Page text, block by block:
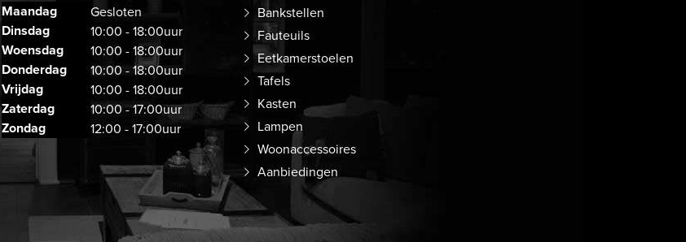
Maandag Gesloten
Dinsdag 10:00 - 18:00uur
Woensdag 10:00 - 18:00uur
Donderdag 10:00 - 18:00uur
Vrijdag 10:00 - 18:00uur
Zaterdag 10:00 - 17:00uur
Zondag 12:00 - 17:00uur
Bankstellen
Fauteuils
Eetkamerstoelen
Tafels
Kasten
Lampen
Woonaccessoires
Aanbiedingen